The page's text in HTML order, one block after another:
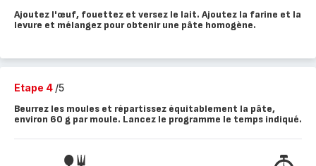
Ajoutez l'œuf, fouettez et versez le lait. Ajoutez la farine et la
levure et mélangez pour obtenir une pâte homogène.
Etape 4 /5
Beurrez les moules et répartissez équitablement la pâte,
environ 60 g par moule. Lancez le programme le temps indiqué.